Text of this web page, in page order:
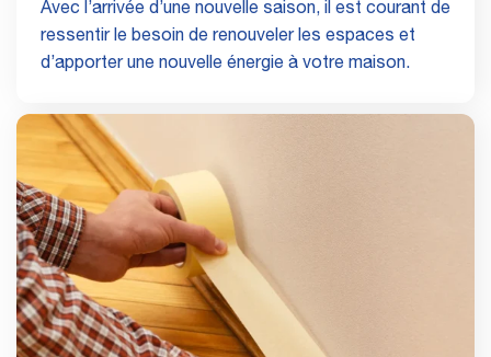
Avec l’arrivée d’une nouvelle saison, il est courant de
ressentir le besoin de renouveler les espaces et
d’apporter une nouvelle énergie à votre maison.